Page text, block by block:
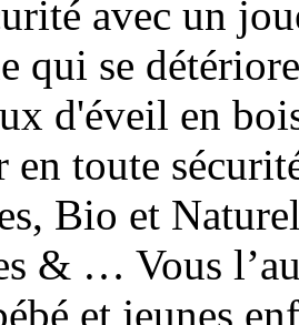
avec un
qui se
d'éveil en
toute
Bio et
& … Vous
et jeunes